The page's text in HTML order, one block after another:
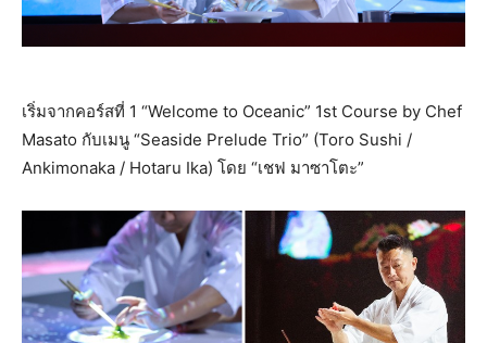
เริ่มจากคอร์สที่ 1 “Welcome to Oceanic” 1st Course by Chef
Masato กับเมนู “Seaside Prelude Trio” (Toro Sushi /
Ankimonaka / Hotaru Ika) โดย “เชฟ มาซาโตะ”